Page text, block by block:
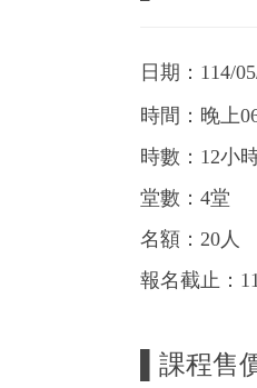
日期：114/
時間：晚上
時數：12小
堂數：4堂
名額：20人
報名截止：
▌課程售